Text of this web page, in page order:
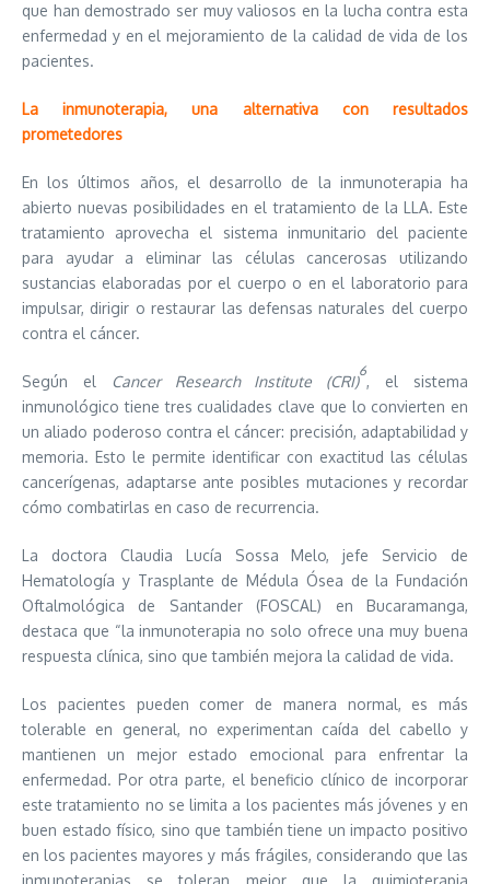
que han demostrado ser muy valiosos en la lucha contra esta
enfermedad y en el mejoramiento de la calidad de vida de los
pacientes.
La inmunoterapia, una alternativa con resultados
prometedores
En los últimos años, el desarrollo de la inmunoterapia ha
abierto nuevas posibilidades en el tratamiento de la LLA. Este
tratamiento aprovecha el sistema inmunitario del paciente
para ayudar a eliminar las células cancerosas utilizando
sustancias elaboradas por el cuerpo o en el laboratorio para
impulsar, dirigir o restaurar las defensas naturales del cuerpo
contra el cáncer.
Según el Cancer Research Institute (CRI)
6
, el sistema
inmunológico tiene tres cualidades clave que lo convierten en
un aliado poderoso contra el cáncer: precisión, adaptabilidad y
memoria. Esto le permite identificar con exactitud las células
cancerígenas, adaptarse ante posibles mutaciones y recordar
cómo combatirlas en caso de recurrencia.
La doctora Claudia Lucía Sossa Melo, jefe Servicio de
Hematología y Trasplante de Médula Ósea de la Fundación
Oftalmológica de Santander (FOSCAL) en Bucaramanga,
destaca que “la inmunoterapia no solo ofrece una muy buena
respuesta clínica, sino que también mejora la calidad de vida.
Los pacientes pueden comer de manera normal, es más
tolerable en general, no experimentan caída del cabello y
mantienen un mejor estado emocional para enfrentar la
enfermedad. Por otra parte, el beneficio clínico de incorporar
este tratamiento no se limita a los pacientes más jóvenes y en
buen estado físico, sino que también tiene un impacto positivo
en los pacientes mayores y más frágiles, considerando que las
inmunoterapias se toleran mejor que la quimioterapia